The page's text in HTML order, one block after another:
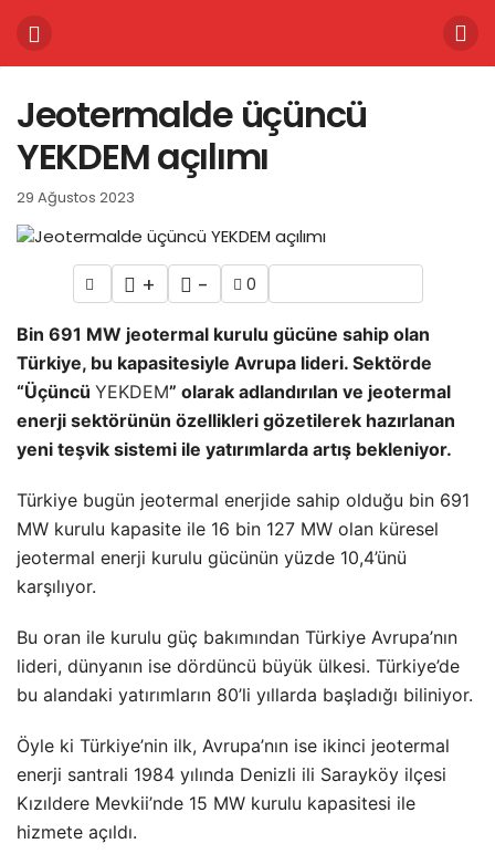
Jeotermalde üçüncü
YEKDEM açılımı
29 Ağustos 2023
+ - 0
Bin 691 MW jeotermal kurulu gücüne sahip olan
Türkiye, bu kapasitesiyle Avrupa lideri. Sektörde
“Üçüncü YEKDEM” olarak adlandırılan ve jeotermal
enerji sektörünün özellikleri gözetilerek hazırlanan
yeni teşvik sistemi ile yatırımlarda artış bekleniyor.
Türkiye bugün jeotermal enerjide sahip olduğu bin 691
MW kurulu kapasite ile 16 bin 127 MW olan küresel
jeotermal enerji kurulu gücünün yüzde 10,4’ünü
karşılıyor.
Bu oran ile kurulu güç bakımından Türkiye Avrupa’nın
lideri, dünyanın ise dördüncü büyük ülkesi. Türkiye’de
bu alandaki yatırımların 80’li yıllarda başladığı biliniyor.
Öyle ki Türkiye’nin ilk, Avrupa’nın ise ikinci jeotermal
enerji santrali 1984 yılında Denizli ili Sarayköy ilçesi
Kızıldere Mevkii’nde 15 MW kurulu kapasitesi ile
hizmete açıldı.